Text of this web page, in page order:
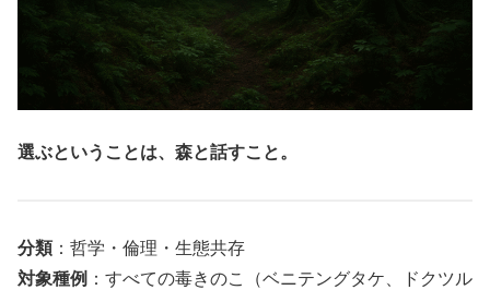
選ぶということは、森と話すこと。
分類：哲学・倫理・生態共存
対象種例 ：すべての毒きのこ（ベニテングタケ、ドクツル